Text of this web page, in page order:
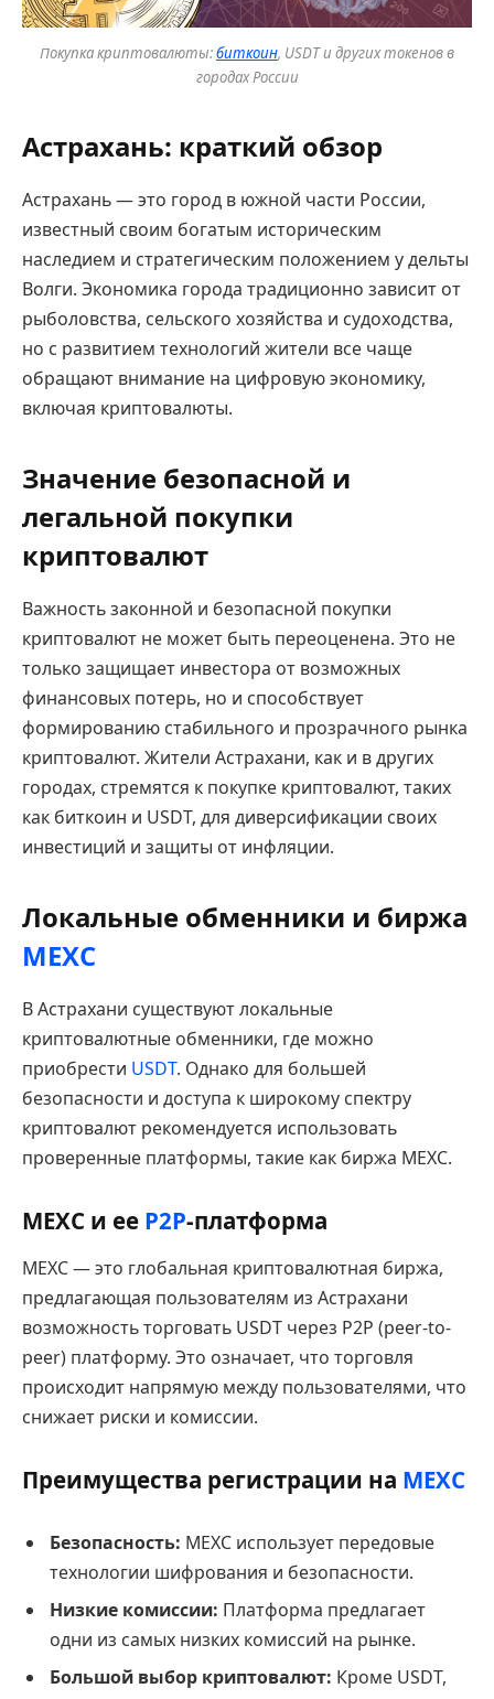
Покупка криптовалюты:биткоин, USDT и других токенов в
городах России
Астрахань: краткий обзор
Астрахань — это город в южной части России,
известный своим богатым историческим
наследием и стратегическим положением у дельты
Волги. Экономика города традиционно зависит от
рыболовства, сельского хозяйства и судоходства,
но с развитием технологий жители все чаще
обращают внимание на цифровую экономику,
включая криптовалюты.
Значение безопасной и
легальной покупки
криптовалют
Важность законной и безопасной покупки
криптовалют не может быть переоценена. Это не
только защищает инвестора от возможных
финансовых потерь, но и способствует
формированию стабильного и прозрачного рынка
криптовалют. Жители Астрахани, как и в других
городах, стремятся к покупке криптовалют, таких
как биткоин и USDT, для диверсификации своих
инвестиций и защиты от инфляции.
Локальные обменники и биржа
MEXC
В Астрахани существуют локальные
криптовалютные обменники, где можно
приобрести USDT. Однако для большей
безопасности и доступа к широкому спектру
криптовалют рекомендуется использовать
проверенные платформы, такие как биржа MEXC.
MEXC и ее P2P-платформа
MEXC — это глобальная криптовалютная биржа,
предлагающая пользователям из Астрахани
возможность торговать USDT через P2P (peer-to-
peer) платформу. Это означает, что торговля
происходит напрямую между пользователями, что
снижает риски и комиссии.
Преимущества регистрации на MEXC
Безопасность: MEXC использует передовые
технологии шифрования и безопасности.
Низкие комиссии: Платформа предлагает
одни из самых низких комиссий на рынке.
Большой выбор криптовалют: Кроме USDT,